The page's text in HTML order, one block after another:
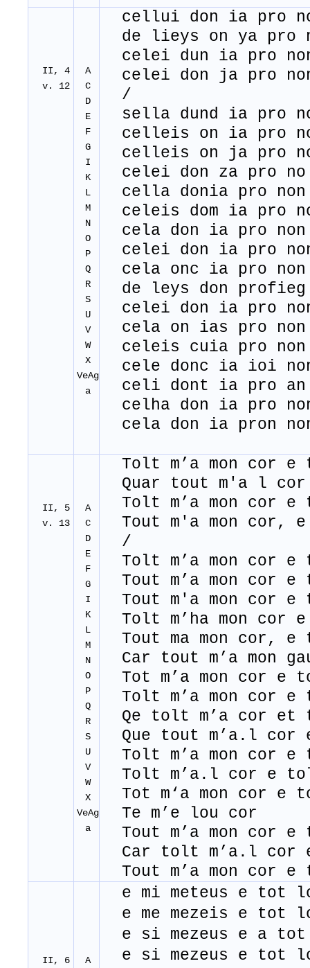
II, 4
v. 12
A
C
D
E
F
G
I
K
L
M
N
O
P
Q
R
S
U
V
W
X
VeAg
a
cellui don ia pro
de lieys on ya pro
celei dun ia pro
celei don ja pro
/
sella dund ia pro
celleis on ia pro
celleis on ja pro
celei don za pro
cella donia pro
celeis dom ia pro
cela don ia pro
celei don ia pro
cela onc ia pro
de leys don
celei don ia pro
cela on ias pro
celeis cuia pro
cele donc ia ioi
celi dont ia pro an
celha don ia pro
cela don ia pron
II, 5
v. 13
A
C
D
E
F
G
I
K
L
M
N
O
P
Q
R
S
U
V
W
X
VeAg
a
Tolt m’a mon cor e
Quar tout m'a l cor
Tolt m’a mon cor e
Tout m'a mon cor, e
/
Tolt m’a mon cor e
Tout m’a mon cor e
Tout m'a mon cor e
Tolt m’ha mon cor
Tout ma mon cor, e
Car tout m’a mon
Tot m’a mon cor e
Tolt m’a mon cor e
Qe tolt m’a cor et
Que tout m’a.l cor
Tolt m’a mon cor e
Tolt m’a.l cor e
Tot m‘a mon cor e
Te m’e lou cor
Tout m’a mon cor e
Car tolt m’a.l cor
Tout m’a mon cor e
II, 6
A
e mi meteus e tot
e me mezeis e tot
e si mezeus e a tot
e si mezeus e tot